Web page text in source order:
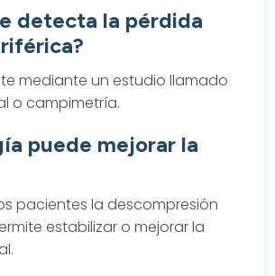
detecta la pérdida
mediante un estudio llamado
o campimetría.
puede mejorar la
pacientes la descompresión
estabilizar o mejorar la